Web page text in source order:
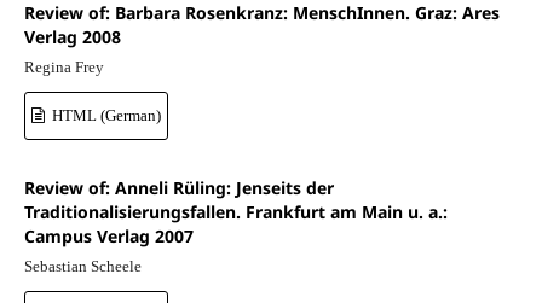
Review of: Barbara Rosenkranz: MenschInnen. Graz: Ares
Verlag 2008
Regina Frey
HTML (German)
Review of: Anneli Rüling: Jenseits der
Traditionalisierungsfallen. Frankfurt am Main u. a.:
Campus Verlag 2007
Sebastian Scheele